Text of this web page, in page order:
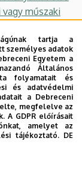
műszaki
esetében
első
felmenő
esetében
első
– majd ezt
tartja a
személyes adatok
Egyetem a
Általános
folyamatait és
és adatvédelmi
a Debreceni
megfelelve az
A GDPR előírásait
amelyet az
tájékoztató. DE